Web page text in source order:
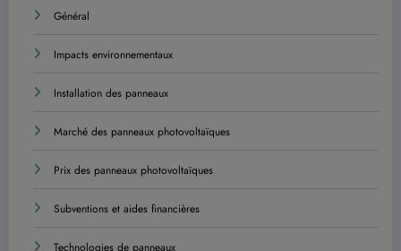
Général
Impacts environnementaux
Installation des panneaux
Marché des panneaux photovoltaïques
Prix des panneaux photovoltaïques
Subventions et aides financières
Technologies de panneaux